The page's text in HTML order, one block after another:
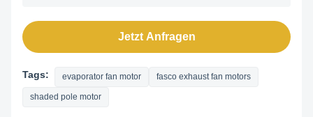
Jetzt Anfragen
Tags: evaporator fan motor fasco exhaust fan motors
shaded pole motor